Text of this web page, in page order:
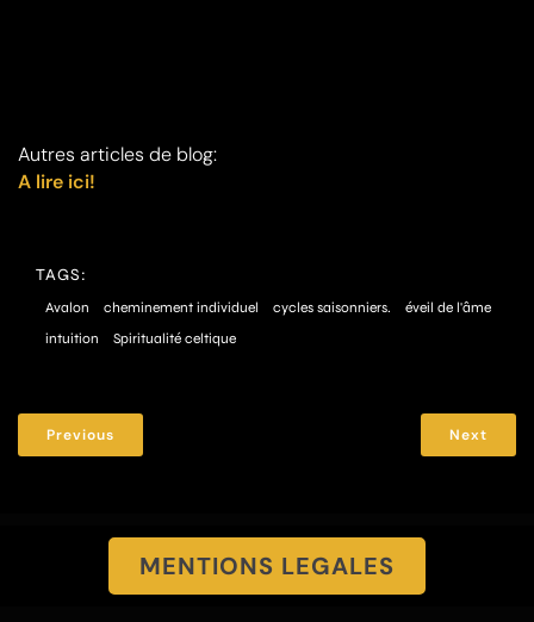
Autres articles de blog:
A lire ici!
TAGS:
Avalon cheminement individuel cycles saisonniers.
éveil de l'âme
intuition
Spiritualité celtique
Previous Next
MENTIONS LEGALES